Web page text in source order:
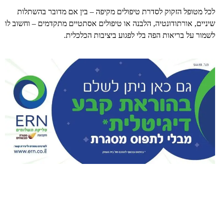
לכל מטופל הזקוק לסדרת טיפולים מקיפה – בין אם מדובר בהשתלות
שיניים, אורתודונטיה, הלבנה או טיפולים אסתטיים מתקדמים – וחשוב לו
לשמור על בריאות הפה בלי לפגוע ביציבות הכלכלית.